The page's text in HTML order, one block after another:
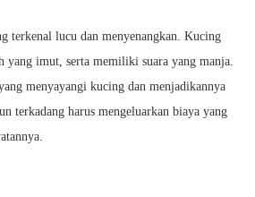
terkenal lucu dan menyenangkan. Kucing
yang imut, serta memiliki suara yang manja.
menyayangi kucing dan menjadikannya
terkadang harus mengeluarkan biaya yang